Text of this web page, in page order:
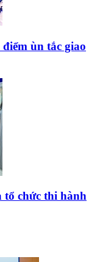
ùn tắc giao
tổ chức thi hành